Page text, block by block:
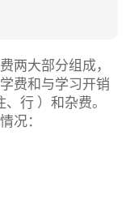
两大部分组成，
费和与学习开销
行 ）和杂费。
况：